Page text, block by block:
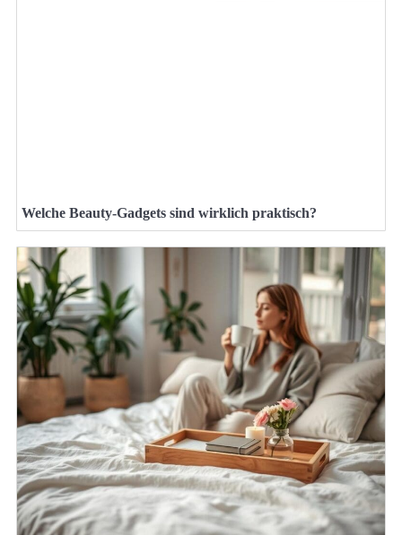
Welche Beauty-Gadgets sind wirklich praktisch?